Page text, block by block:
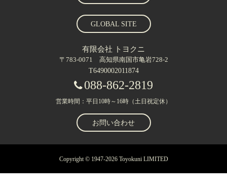
GLOBAL SITE
有限会社 トヨクニ
〒783-0071 高知県南国市亀岩728-2
T6490002011874
088-862-2819
営業時間：平日10時～16時（土日祝定休）
お問い合わせ
Copyright © 1947-2026 Toyokuni LIMITED